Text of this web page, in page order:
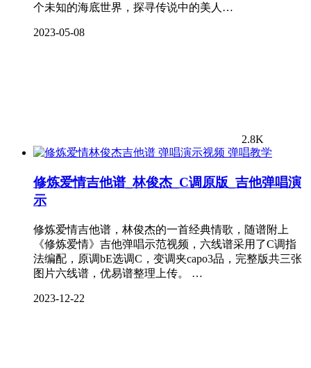
个未知的海底世界，探寻传说中的美人…
2023-05-08
2.8K
弹唱教学
修炼爱情吉他谱_林俊杰_C调原版_吉他弹唱演
示
修炼爱情吉他谱，林俊杰的一首经典情歌，随谱附上
《修炼爱情》吉他弹唱示范视频，六线谱采用了C调指
法编配，原调bE选调C，变调夹capo3品，完整版共三张
图片六线谱，优易谱整理上传。 …
2023-12-22